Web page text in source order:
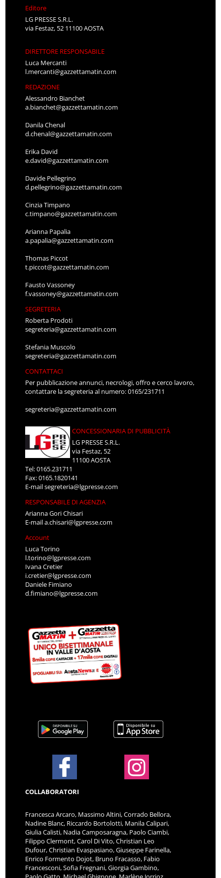
Editore
LG PRESSE S.R.L.
via Festaz, 52 11100 AOSTA
DIRETTORE RESPONSABILE
Luca Mercanti
l.mercanti@gazzettamatin.com
REDAZIONE
Alessandro Bianchet
a.bianchet@gazzettamatin.com
Danila Chenal
d.chenal@gazzettamatin.com
Erika David
e.david@gazzettamatin.com
Davide Pellegrino
d.pellegrino@gazzettamatin.com
Cinzia Timpano
c.timpano@gazzettamatin.com
Arianna Papalia
a.papalia@gazzettamatin.com
Thomas Piccot
t.piccot@gazzettamatin.com
Fausto Vassoney
f.vassoney@gazzettamatin.com
SEGRETERIA
Roberta Prodoti
segreteria@gazzettamatin.com
Stefania Muscolo
segreteria@gazzettamatin.com
CONTATTACI
Per pubblicazione annunci, necrologi, offro e cerco lavoro,
contattare la segreteria al numero: 0165/231711
segreteria@gazzettamatin.com
CONCESSIONARIA DI PUBBLICITÀ
LG PRESSE S.R.L.
via Festaz, 52
11100 AOSTA
Tel: 0165.231711
Fax: 0165.1820141
E-mailsegreteria@lgpresse.com
RESPONSABILE DI AGENZIA
Arianna Gori Chisari
E-maila.chisari@lgpresse.com
Account
Luca Torino
l.torino@lgpresse.com
Ivana Cretier
i.cretier@lgpresse.com
Daniele Fimiano
d.fimiano@lgpresse.com
COLLABORATORI
Francesca Arcaro, Massimo Altini, Corrado Bellora,
Nadine Blanc, Riccardo Bortolotti, Manila Calipari,
Giulia Calisti, Nadia Camposaragna, Paolo Ciambi,
Filippo Clermont, Carol Di Vito, Christian Leo
Dufour, Christian Evaspasiano, Giuseppe Farinella,
Enrico Formento Dojot, Bruno Fracasso, Fabio
Francesconi, Sofia Fregnani, Giorgia Gambino,